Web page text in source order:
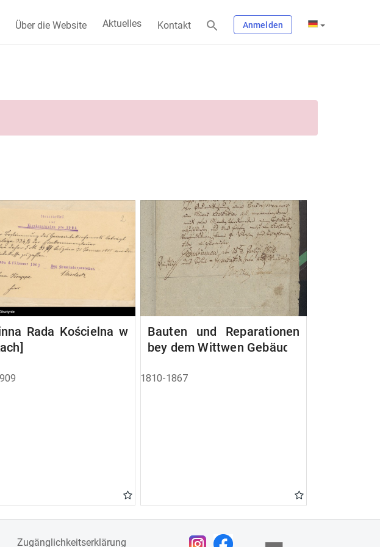
Über die Website Aktuelles Kontakt Anmelden
Rada Kościelna w
Bauten und Reparationen
bey dem Wittwen Gebäude
1810-1867
Zugänglichkeitserklärung